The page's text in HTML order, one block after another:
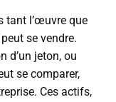
tant l’œuvre que
se vendre.
d’un jeton, ou
se comparer,
Ces actifs,